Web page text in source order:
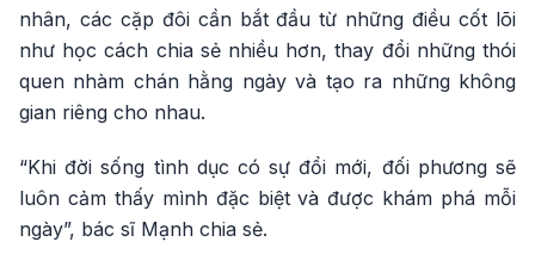
nhân, các cặp đôi cần bắt đầu từ những điều cốt lõi
như học cách chia sẻ nhiều hơn, thay đổi những thói
quen nhàm chán hằng ngày và tạo ra những không
gian riêng cho nhau.
“Khi đời sống tình dục có sự đổi mới, đối phương sẽ
luôn cảm thấy mình đặc biệt và được khám phá mỗi
ngày”, bác sĩ Mạnh chia sẻ.